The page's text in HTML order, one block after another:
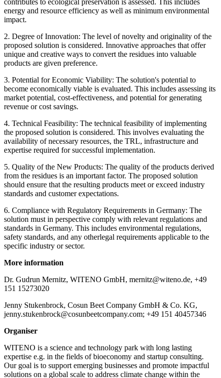
energy and resource efficiency as well as minimum environmental
impact.
2. Degree of Innovation: The level of novelty and originality of the
proposed solution is considered. Innovative approaches that offer
unique and creative ways to convert the residues into valuable
products are given preference.
3. Potential for Economic Viability: The solution's potential to
become economically viable is evaluated. This includes assessing its
market potential, cost-effectiveness, and potential for generating
revenue or cost savings.
4. Technical Feasibility: The technical feasibility of implementing
the proposed solution is considered. This involves evaluating the
availability of necessary resources, the TRL, infrastructure and
expertise required for successful implementation.
5. Quality of the New Products: The quality of the products derived
from the residues is an important factor. The proposed solution
should ensure that the resulting products meet or exceed industry
standards and customer expectations.
6. Compliance with Regulatory Requirements in Germany: The
solution must in perspective comply with relevant regulations and
standards in Germany. This includes environmental regulations,
safety standards, and any otherlegal requirements applicable to the
specific industry or sector.
More information
Dr. Gudrun Mernitz, WITENO GmbH, mernitz@witeno.de, +49
151 15273020
Jenny Stukenbrock, Cosun Beet Company GmbH & Co. KG,
jenny.stukenbrock@cosunbeetcompany.com; +49 151 40457346
Organiser
WITENO is a science and technology park with long lasting
expertise e.g. in the fields of bioeconomy and startup consulting.
Our goal is to support emerging businesses and promote impactful
solutions on a global scale to address climate change within the